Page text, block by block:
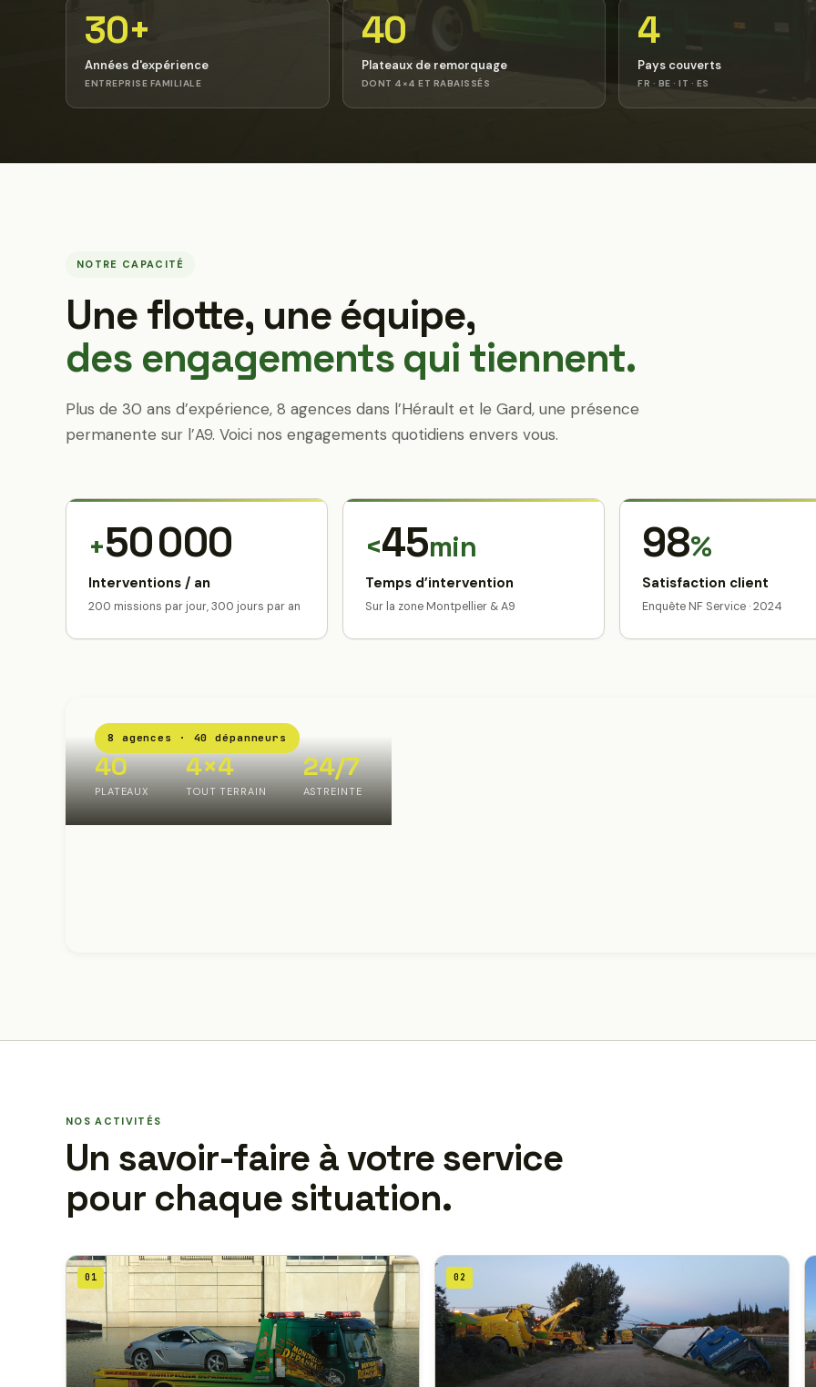
30+
Années d'expérience
ENTREPRISE FAMILIALE
40
Plateaux de remorquage
DONT 4×4 ET RABAISSÉS
4
Pays couverts
FR · BE · IT · ES
NOTRE CAPACITÉ
Une flotte, une équipe,
des engagements qui tiennent.
Plus de 30 ans d’expérience, 8 agences dans l’Hérault et le Gard, une présence
permanente sur l’A9. Voici nos engagements quotidiens envers vous.
+50 000
Interventions / an
200 missions par jour, 300 jours par an
<45min
Temps d’intervention
Sur la zone Montpellier & A9
98%
Satisfaction client
Enquête NF Service · 2024
8 agences · 40 dépanneurs
40
PLATEAUX
4×4
TOUT TERRAIN
24/7
ASTREINTE
NOS ACTIVITÉS
Un savoir-faire à votre service
pour chaque situation.
01 02